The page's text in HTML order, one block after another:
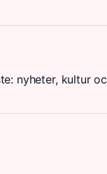
nyheter, kultur